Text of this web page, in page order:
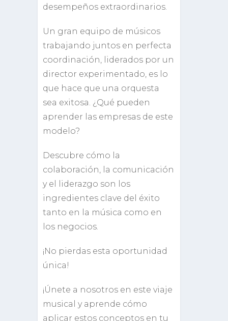
desempeños extraordinarios.
Un gran equipo de músicos
trabajando juntos en perfecta
coordinación, liderados por un
director experimentado, es lo
que hace que una orquesta
sea exitosa. ¿Qué pueden
aprender las empresas de este
modelo?
Descubre cómo la
colaboración, la comunicación
y el liderazgo son los
ingredientes clave del éxito
tanto en la música como en
los negocios.
¡No pierdas esta oportunidad
única!
¡Únete a nosotros en este viaje
musical y aprende cómo
aplicar estos conceptos en tu